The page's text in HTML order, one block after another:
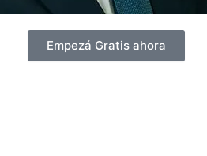
Empezá Gratis ahora